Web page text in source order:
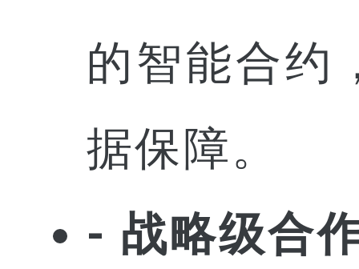
的智能合约
据保障。
- 战略级合